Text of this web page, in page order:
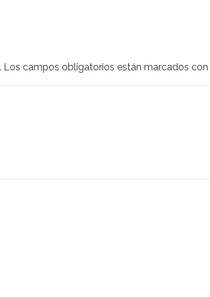
Los campos obligatorios están marcados con